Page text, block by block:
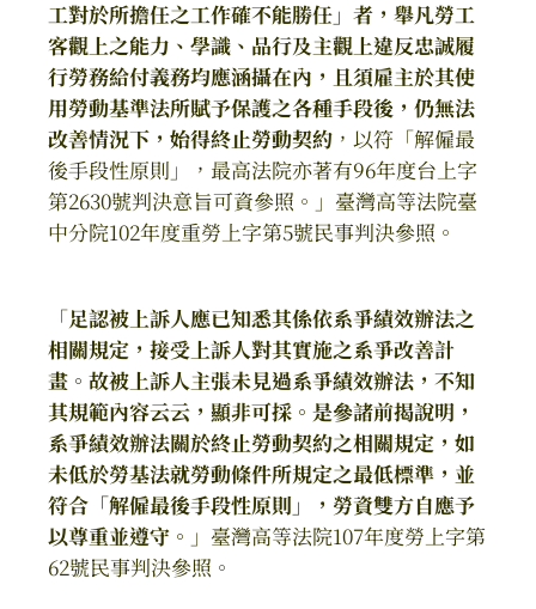
工對於所擔任之工作確不能勝任」者，舉凡勞工
客觀上之能力、學識、品行及主觀上違反忠誠履
行勞務給付義務均應涵攝在內，且須雇主於其使
用勞動基準法所賦予保護之各種手段後，仍無法
改善情況下，始得終止勞動契約 ，以符「解僱最
後手段性原則」，最高法院亦著有96年度台上字
第2630號判決意旨可資參照。」臺灣高等法院臺
中分院102年度重勞上字第5號民事判決參照。
「足認被上訴人應已知悉其係依系爭績效辦法之
相關規定，接受上訴人對其實施之系爭改善計
畫。故被上訴人主張未見過系爭績效辦法，不知
其規範內容云云，顯非可採。是參諸前揭說明，
系爭績效辦法關於終止勞動契約之相關規定，如
未低於勞基法就勞動條件所規定之最低標準，並
符合「解僱最後手段性原則」，勞資雙方自應予
以尊重並遵守。 」臺灣高等法院107年度勞上字第
62號民事判決參照。